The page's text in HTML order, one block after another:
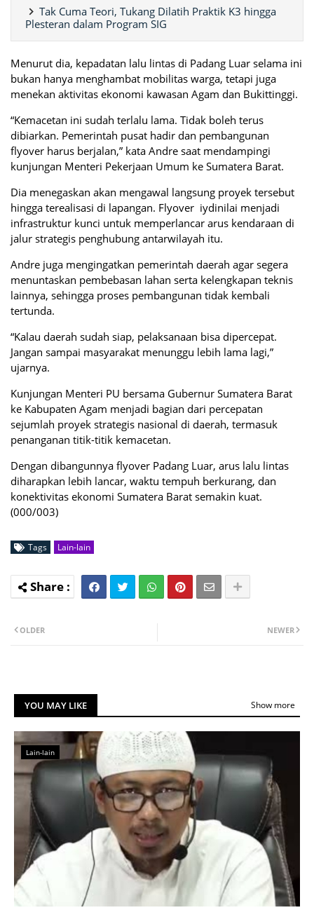
Tak Cuma Teori, Tukang Dilatih Praktik K3 hingga
Plesteran dalam Program SIG
Menurut dia, kepadatan lalu lintas di Padang Luar selama ini
bukan hanya menghambat mobilitas warga, tetapi juga
menekan aktivitas ekonomi kawasan Agam dan Bukittinggi.
“Kemacetan ini sudah terlalu lama. Tidak boleh terus
dibiarkan. Pemerintah pusat hadir dan pembangunan
flyover harus berjalan,” kata Andre saat mendampingi
kunjungan Menteri Pekerjaan Umum ke Sumatera Barat.
Dia menegaskan akan mengawal langsung proyek tersebut
hingga terealisasi di lapangan. Flyover iydinilai menjadi
infrastruktur kunci untuk memperlancar arus kendaraan di
jalur strategis penghubung antarwilayah itu.
Andre juga mengingatkan pemerintah daerah agar segera
menuntaskan pembebasan lahan serta kelengkapan teknis
lainnya, sehingga proses pembangunan tidak kembali
tertunda.
“Kalau daerah sudah siap, pelaksanaan bisa dipercepat.
Jangan sampai masyarakat menunggu lebih lama lagi,”
ujarnya.
Kunjungan Menteri PU bersama Gubernur Sumatera Barat
ke Kabupaten Agam menjadi bagian dari percepatan
sejumlah proyek strategis nasional di daerah, termasuk
penanganan titik-titik kemacetan.
Dengan dibangunnya flyover Padang Luar, arus lalu lintas
diharapkan lebih lancar, waktu tempuh berkurang, dan
konektivitas ekonomi Sumatera Barat semakin kuat.
(000/003)
Tags Lain-lain
NEWER
OLDER
YOU MAY LIKE Show more
Lain-lain